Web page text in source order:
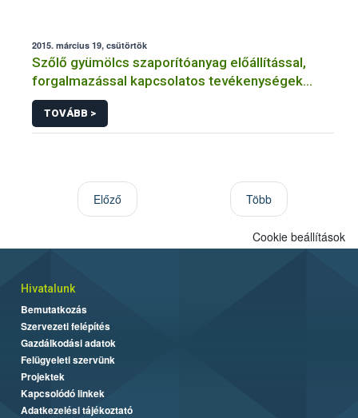
2015. március 19, csütörtök
Szőlő gyümölcs szaporítóanyag előállítással,
forgalmazással kapcsolatos tevékenységek
engedélyezése, nyilvántartásba vétele
TOVÁBB >
Előző Több
Cookie beállítások
Hivatalunk
Bemutatkozás
Szervezeti felépítés
Gazdálkodási adatok
Felügyeleti szervünk
Projektek
Kapcsolódó linkek
Adatkezelési tájékoztató